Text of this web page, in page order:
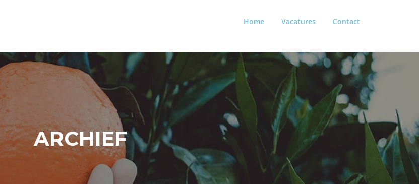
Home Vacatures Contact
ARCHIEF